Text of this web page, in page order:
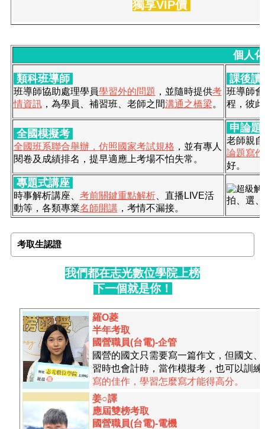
獨享VIP價
個人
類科班導師
班導師協助處理學員學習外的問題 ，並隨時提供考
情資訊，為學員、補習班、老師之間溝通之橋梁。
課後
班導師
程，彼此
全國模擬考
全國班系聯合舉辦，仿照國家考試規格 ，並有專人
閱卷及成績排名，提早適應上考場不怕失常。
申論
老師親
論題寫
好。
專題式講座
時事解析講座、 考前關鍵重點解析、直播LIVE活
動等，各類專業名師開講，考情不漏接。
拍、選
考取生認證
我們都在志光數位學院上榜
下一個就是你！
羅O菱
半年考取
國營職員(台電)-企管
國營的國文只需要寫一篇作文，但國文
習時也會計時，當作模擬考，也可以訓
寫的佳作，學習怎麼寫才能得高分。
姜○譯
應屆雙榜考取
國營職員(台電)-電機